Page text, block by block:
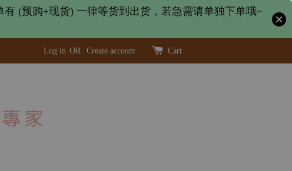
(预购+现货) 一律等货到出货，若急需请单独下单哦~
Log in OR Create account Cart